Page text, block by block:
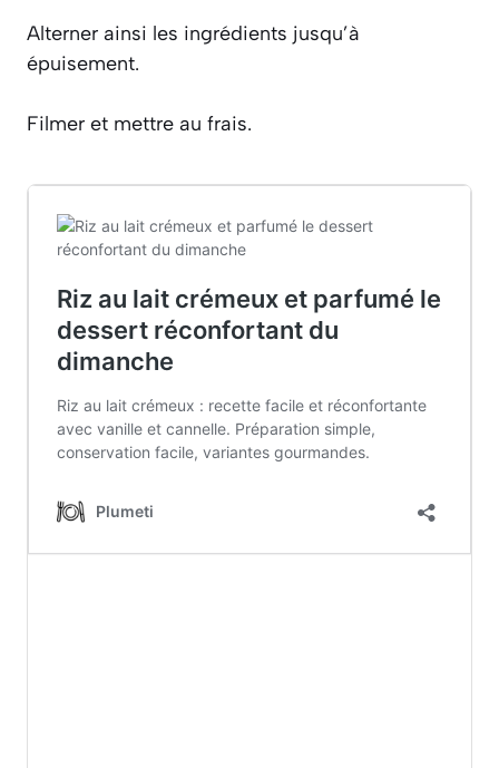
Alterner ainsi les ingrédients jusqu’à
épuisement.
Filmer et mettre au frais.